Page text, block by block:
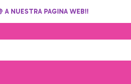
A NUESTRA PAGINA WEB!!